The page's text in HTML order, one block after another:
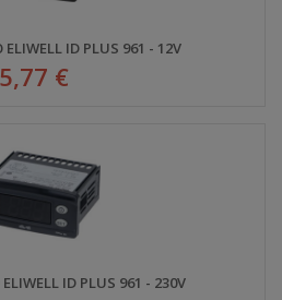
ID PLUS 961 - 12V
€
ID PLUS 961 - 230V